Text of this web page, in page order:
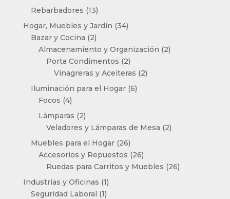
Rebarbadores 1313
productos
Hogar, Muebles y Jardín 3434
Bazar y Cocina 22
productos
Almacenamiento y Organización 22
Porta Condimentos 22
productos
Vinagreras y Aceiteras 22
Iluminación para el Hogar 66
Focos 44
productos
Lámparas 22
productos
Veladores y Lámparas de Mesa 22
Muebles para el Hogar 2626
productos
Accesorios y Repuestos 2626
productos
Ruedas para Carritos y Muebles 2626
Industrias y Oficinas 11
producto
Seguridad Laboral 11